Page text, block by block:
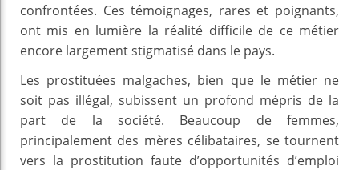
confrontées. Ces témoignages, rares et poignants,
ont mis en lumière la réalité difficile de ce métier
encore largement stigmatisé dans le pays.
Les prostituées malgaches, bien que le métier ne
soit pas illégal, subissent un profond mépris de la
part de la société. Beaucoup de femmes,
principalement des mères célibataires, se tournent
vers la prostitution faute d’opportunités d’emploi